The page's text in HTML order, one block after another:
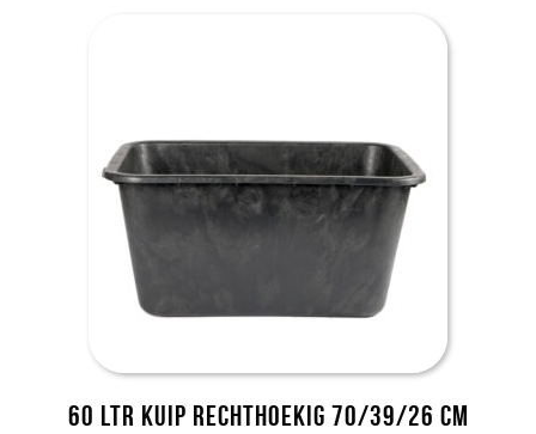
60 ltr kuip rechthoekig 70/39/26 cm